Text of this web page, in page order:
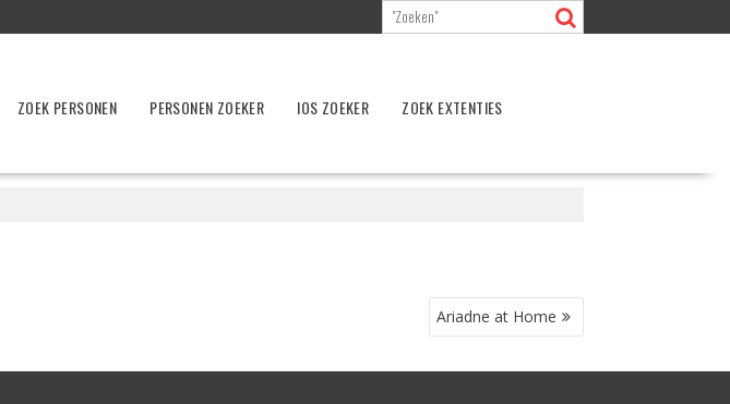
ZOEK PERSONEN PERSONEN ZOEKER IOS ZOEKER
ZOEK EXTENTIES
Ariadne at Home